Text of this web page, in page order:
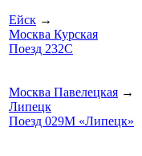
Ейск →
Москва Курская
Поезд 232С
Москва Павелецкая →
Липецк
Поезд 029М «Липецк»